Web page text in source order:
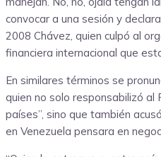
convocar a una sesión y
2008 Chávez, quien culpó al
financiera internacional que
En similares términos se
quien no solo responsabilizó al
países”, sino que también
en Venezuela pensara en